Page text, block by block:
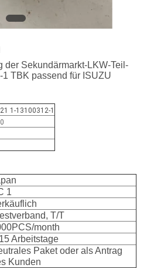
der Sekundärmarkt-LKW-Teil-
TBK passend für ISUZU
1-13100312-1
1
T/T
month
Arbeitstage
Paket oder als Antrag
Kunden